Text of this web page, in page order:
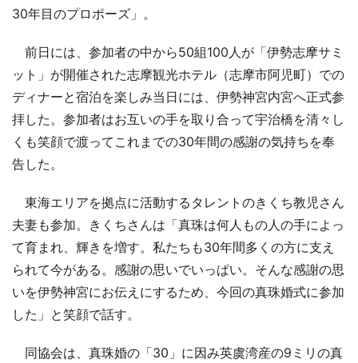
30年目のプロポーズ」。
前日には、参加者の中から50組100人が「伊勢志摩サミ
ット」が開催された志摩観光ホテル（志摩市阿児町）での
ディナーと宿泊を楽しみ当日には、伊勢神宮内宮へ正式参
拝した。参加者はお互いの手を取り合って宇治橋を清々し
くも笑顔で渡ってこれまでの30年間の感謝の気持ちを奉
告した。
東海エリアを拠点に活動するタレントのきくち教児さん
夫妻も参加。きくちさんは「真珠は何人もの人の手によっ
て育まれ、輝きを増す。私たちも30年間多くの方に支え
られて今がある。感謝の思いでいっぱい。そんな感謝の思
いを伊勢神宮にお伝えにするため、今回の真珠婚式に参加
した」と笑顔で話す。
同協会は、真珠婚の「30」に因み英虞湾産の9ミリの真